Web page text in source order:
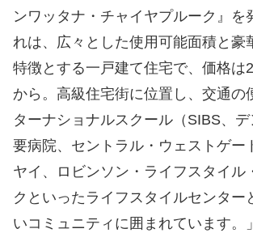
ンワッタナ・チャイヤプルーク』を
れは、広々とした使用可能面積と豪
特徴とする一戸建て住宅で、価格は
から。高級住宅街に位置し、交通の
ターナショナルスクール（SIBS、
要病院、セントラル・ウェストゲー
ヤイ、ロビンソン・ライフスタイル
クといったライフスタイルセンター
いコミュニティに囲まれています。」